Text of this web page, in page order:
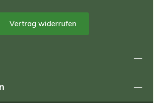
Vertrag widerrufen